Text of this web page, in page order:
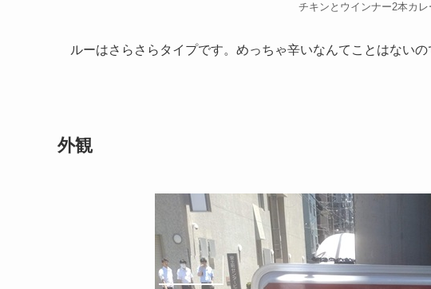
チキンとウインナー2本カ
ルーはさらさらタイプです。めっちゃ辛いなんてことはない
外観